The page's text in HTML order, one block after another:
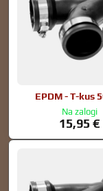
EPDM - T-kus
Na zalogi
15,95 €